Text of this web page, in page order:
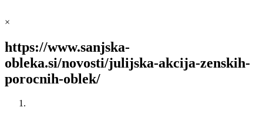
×
https://www.sanjska-
obleka.si/novosti/julijska-akcija-zenskih-
porocnih-oblek/